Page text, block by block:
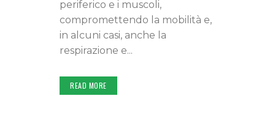
periferico e i muscoli,
compromettendo la mobilità e,
in alcuni casi, anche la
respirazione e...
READ MORE